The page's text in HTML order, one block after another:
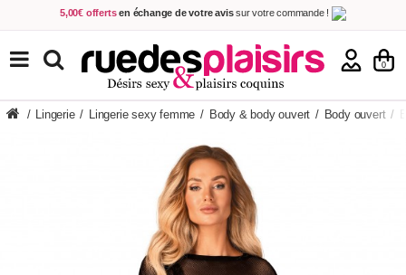
5,00€ offerts en échange de votre avissur votre commande !
Achetez aujourd'hui. Décidez quand payer !
Livraison en 48h
au prix de 2,90 € ! (Offerte dès 69,00€ d'achat)
0
TOUS NOS PRODUITS
/ Lingerie / Lingerie sexy femme / Body & body ouvert / Body ouvert /